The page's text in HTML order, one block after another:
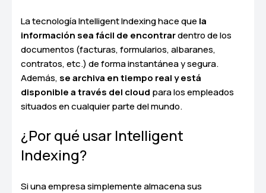
La tecnología Intelligent Indexing hace que la
información sea fácil de encontrardentro de los
documentos (facturas, formularios, albaranes,
contratos, etc.) de forma instantánea y segura.
Además, se archiva en tiempo real y está
disponible a través del cloud para los empleados
situados en cualquier parte del mundo.
¿Por qué usar Intelligent
Indexing?
Si una empresa simplemente almacena sus